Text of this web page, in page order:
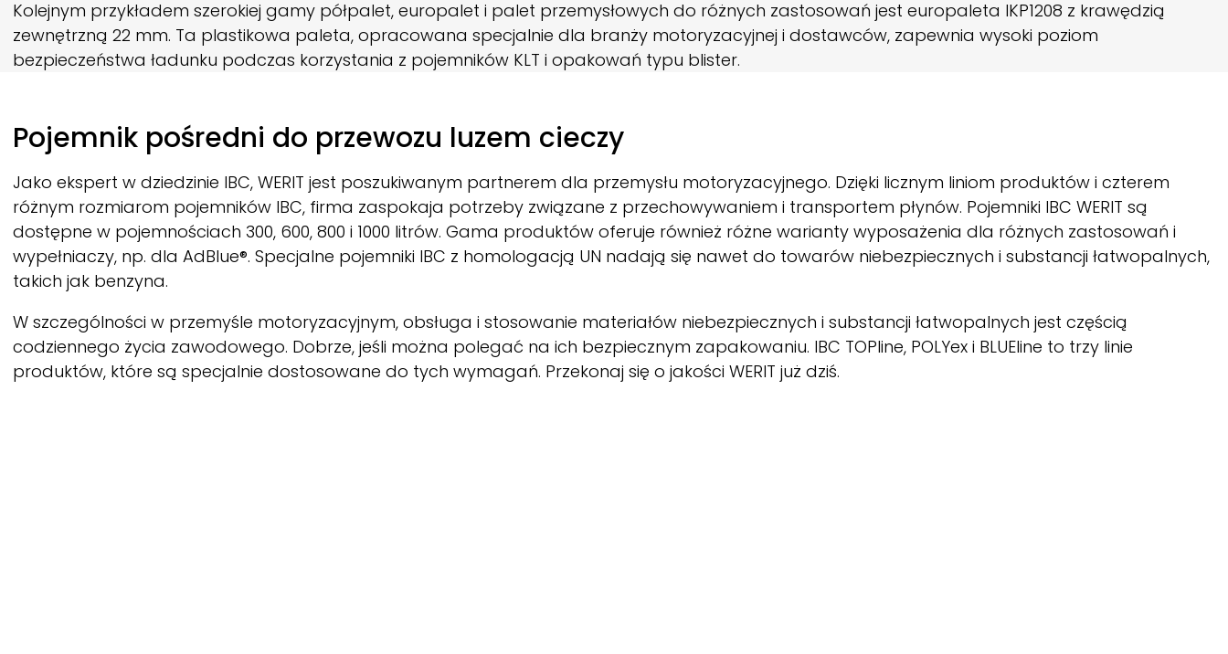
Kolejnym przykładem szerokiej gamy półpalet, europalet i palet przemysłowych do różnych zastosowań jest europaleta IKP1208 z krawędzią
zewnętrzną 22 mm. Ta plastikowa paleta, opracowana specjalnie dla branży motoryzacyjnej i dostawców, zapewnia wysoki poziom
bezpieczeństwa ładunku podczas korzystania z pojemników KLT i opakowań typu blister.
Pojemnik pośredni do przewozu luzem cieczy
Jako ekspert w dziedzinie IBC,WERIT jest poszukiwanym partnerem dla przemysłu motoryzacyjnego. Dzięki licznym liniom produktów i czterem
różnym rozmiarom pojemników IBC, firma zaspokaja potrzeby związane z przechowywaniem i transportem płynów. Pojemniki IBC WERIT są
dostępne w pojemnościach 300, 600, 800 i 1000 litrów. Gama produktów oferuje również różne warianty wyposażenia dla różnych zastosowań i
wypełniaczy, np. dla AdBlue®. Specjalne pojemniki IBC z homologacją UN nadają się nawet do towarów niebezpiecznych i substancji łatwopalnych,
takich jak benzyna.
W szczególności w przemyśle motoryzacyjnym, obsługa i stosowanie materiałów niebezpiecznych i substancji łatwopalnych jest częścią
codziennego życia zawodowego. Dobrze, jeśli można polegać na ich bezpiecznym zapakowaniu. IBC TOPline,POLYex i BLUEline to trzy linie
produktów, które są specjalnie dostosowane do tych wymagań. Przekonaj się o jakości WERIT już dziś.